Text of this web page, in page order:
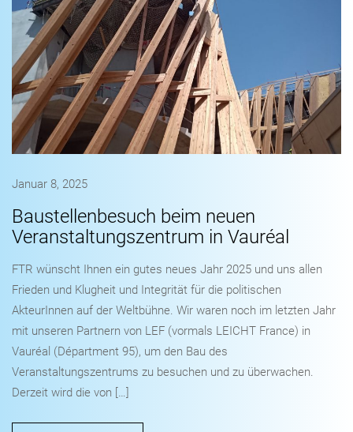
Januar 8, 2025
Baustellenbesuch beim neuen
Veranstaltungszentrum in Vauréal
FTR wünscht Ihnen ein gutes neues Jahr 2025 und uns allen
Frieden und Klugheit und Integrität für die politischen
AkteurInnen auf der Weltbühne. Wir waren noch im letzten Jahr
mit unseren Partnern von LEF (vormals LEICHT France) in
Vauréal (Départment 95), um den Bau des
Veranstaltungszentrums zu besuchen und zu überwachen.
Derzeit wird die von […]